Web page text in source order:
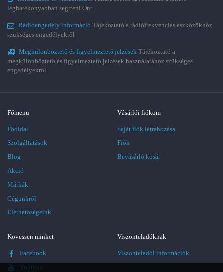
leghatékonyabban segíteni Önt.
Rádióengedély információ Tájékoztató a rádiófrekvenciás eszközökhöz
szükséges engedélyekről
Megkülönböztető és figyelmeztető jelzések Tájékoztató a
megkülönböztető és figyelmeztető jelzések használatához szükséges
engedélyekről
Főmenü
Főoldal
Szolgáltatások
Blog
Akció
Márkák
Cégünkről
Elérhetőségeink
Vásárlói fiókom
Saját fiók létrehozása
Fiók
Bevásárló kosár
Kövessen minket
Facebook
Youtube
Viszonteladóknak
Viszonteladói információk